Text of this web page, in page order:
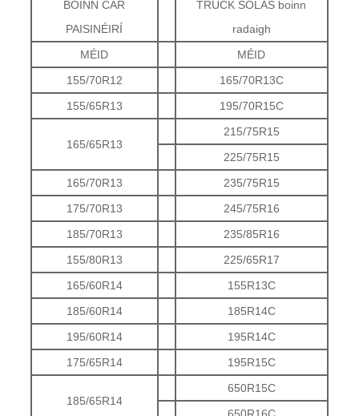
BOINN CAR
PAISINÉIRÍ
TRUCK SOLAS boinn
radaigh
MÉID
MÉID
155/70R12
165/70R13C
155/65R13
195/70R15C
165/65R13
215/75R15
225/75R15
165/70R13
235/75R15
175/70R13
245/75R16
185/70R13
235/85R16
155/80R13
225/65R17
165/60R14
155R13C
185/60R14
185R14C
195/60R14
195R14C
175/65R14
195R15C
185/65R14
650R15C